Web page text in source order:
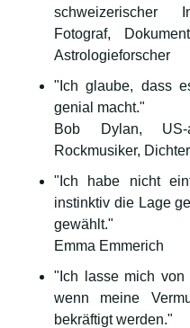
schweizerischer
Fotograf,
Astrologieforscher
"Ich glaube, dass
genial macht."
Bob Dylan, US-
Rockmusiker,
"Ich habe nicht
instinktiv die Lage
gewählt."
Emma Emmerich
"Ich lasse mich von
wenn meine
bekräftigt werden."